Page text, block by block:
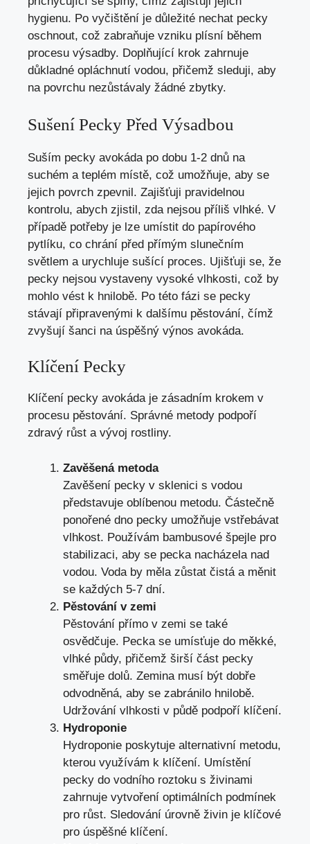
hygienu. Po vyčištění je důležité nechat pecky
oschnout, což zabraňuje vzniku plísní během
procesu výsadby. Doplňující krok zahrnuje
důkladné opláchnutí vodou, přičemž sleduji, aby
na povrchu nezůstávaly žádné zbytky.
Sušení Pecky Před Výsadbou
Suším pecky avokáda po dobu 1-2 dnů na
suchém a teplém místě, což umožňuje, aby se
jejich povrch zpevnil. Zajišťuji pravidelnou
kontrolu, abych zjistil, zda nejsou příliš vlhké. V
případě potřeby je lze umístit do papírového
pytlíku, co chrání před přímým slunečním
světlem a urychluje sušící proces. Ujišťuji se, že
pecky nejsou vystaveny vysoké vlhkosti, což by
mohlo vést k hnilobě. Po této fázi se pecky
stávají připravenými k dalšímu pěstování, čímž
zvyšují šanci na úspěšný výnos avokáda.
Klíčení Pecky
Klíčení pecky avokáda je zásadním krokem v
procesu pěstování. Správné metody podpoří
zdravý růst a vývoj rostliny.
Zavěšená metoda
Zavěšení pecky v sklenici s vodou
představuje oblíbenou metodu. Částečně
ponořené dno pecky umožňuje vstřebávat
vlhkost. Používám bambusové špejle pro
stabilizaci, aby se pecka nacházela nad
vodou. Voda by měla zůstat čistá a měnit
se každých 5-7 dní.
Pěstování v zemi
Pěstování přímo v zemi se také
osvědčuje. Pecka se umísťuje do měkké,
vlhké půdy, přičemž širší část pecky
směřuje dolů. Zemina musí být dobře
odvodněná, aby se zabránilo hnilobě.
Udržování vlhkosti v půdě podpoří klíčení.
Hydroponie
Hydroponie poskytuje alternativní metodu,
kterou využívám k klíčení. Umístění
pecky do vodního roztoku s živinami
zahrnuje vytvoření optimálních podmínek
pro růst. Sledování úrovně živin je klíčové
pro úspěšné klíčení.